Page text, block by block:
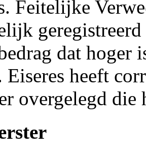
Feitelijke
dat hoger
Eiseres heeft
overgelegd